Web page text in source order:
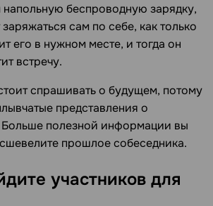
беспроводную зарядку,
сам по себе, как только
его в нужном месте, и тогда он
встречу.
спрашивать о будущем, потому
представления о
полезной информации вы
прошлое собеседника.
участников для